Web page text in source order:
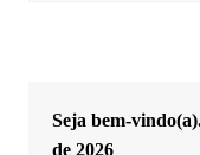
Seja bem-
de 2026